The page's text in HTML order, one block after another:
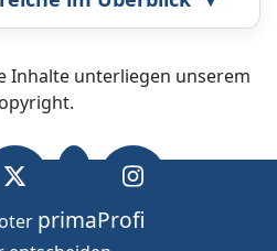
Bestatter
Inhalte unterliegen unserem
primaProfi